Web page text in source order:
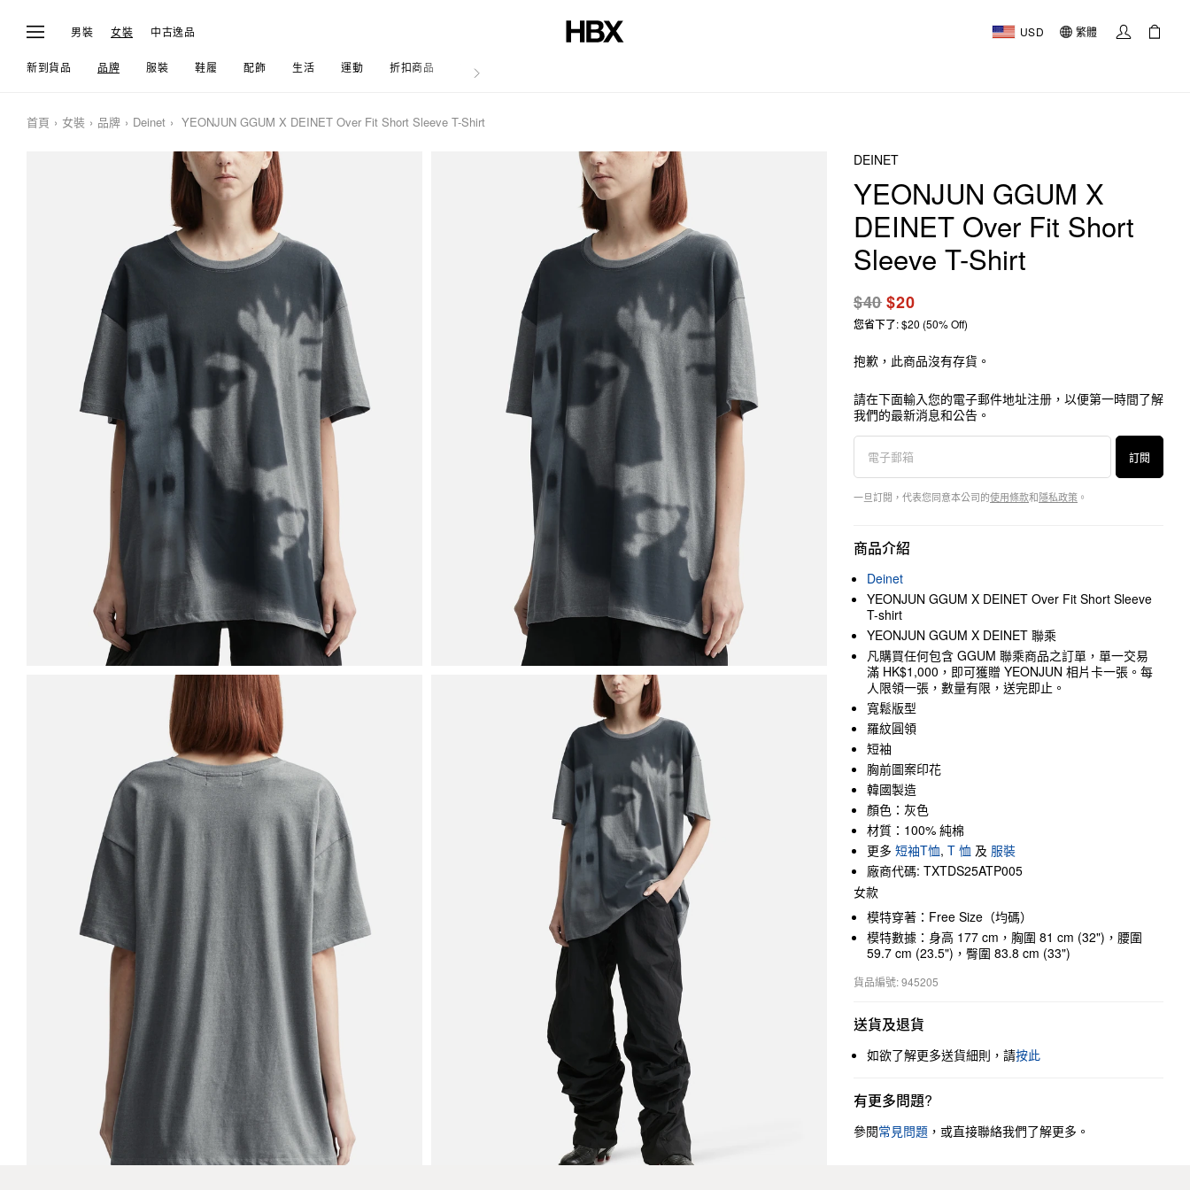
男裝 女裝 中古逸品 USD 繁體
新到貨品 品牌 服裝 鞋履 配飾 生活 運動 折扣商品 文章
首頁 女裝 品牌 Deinet YEONJUN GGUM X DEINET Over Fit Short Sleeve T-Shirt
DEINET
YEONJUN GGUM X
DEINET Over Fit Short
Sleeve T-Shirt
$40$20
您省下了: $20 (50% Off)
抱歉，此商品沒有存貨。
請在下面輸入您的電子郵件地址注册，以便第一時間了解
我們的最新消息和公告。
訂閱
一旦訂閱，代表您同意本公司的使用條款和隱私政策 。
商品介紹
Deinet
YEONJUN GGUM X DEINET Over Fit Short Sleeve
T-shirt
YEONJUN GGUM X DEINET 聯乘
凡購買任何包含 GGUM 聯乘商品之訂單，單一交易
滿 HK$1,000，即可獲贈 YEONJUN 相片卡一張。每
人限領一張，數量有限，送完即止。
寬鬆版型
羅紋圓領
短袖
胸前圖案印花
韓國製造
顏色：灰色
材質：100% 純棉
更多 短袖T恤, T 恤 及 服裝
廠商代碼: TXTDS25ATP005
女款
模特穿著：Free Size（均碼）
模特數據：身高 177 cm，胸圍 81 cm (32")，腰圍
59.7 cm (23.5")，臀圍 83.8 cm (33")
貨品編號: 945205
送貨及退貨
如欲了解更多送貨細則，請按此
有更多問題?
參閱常見問題 ，或直接聯絡我們了解更多。